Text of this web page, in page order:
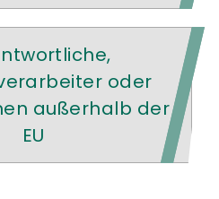
oder
außerhalb der
EU